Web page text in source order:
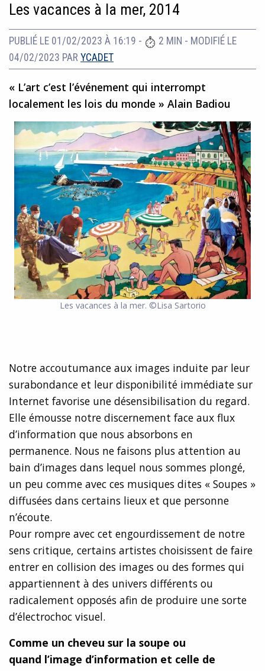
Les vacances à la mer, 2014
PUBLIÉ LE 01/02/2023 À 16:19 - 2 MIN - MODIFIÉ LE
04/02/2023 PAR YCADET
« L’art c’est l’événement qui interrompt
localement les lois du monde » Alain Badiou
Les vacances à la mer. ©Lisa Sartorio
Notre accoutumance aux images induite par leur
surabondance et leur disponibilité immédiate sur
Internet favorise une désensibilisation du regard.
Elle émousse notre discernement face aux flux
d’information que nous absorbons en
permanence. Nous ne faisons plus attention au
bain d’images dans lequel nous sommes plongé,
un peu comme avec ces musiques dites « Soupes »
diffusées dans certains lieux et que personne
n’écoute.
Pour rompre avec cet engourdissement de notre
sens critique, certains artistes choisissent de faire
entrer en collision des images ou des formes qui
appartiennent à des univers différents ou
radicalement opposés afin de produire une sorte
d’électrochoc visuel.
Comme un cheveu sur la soupe ou
quand l’image d’information et celle de